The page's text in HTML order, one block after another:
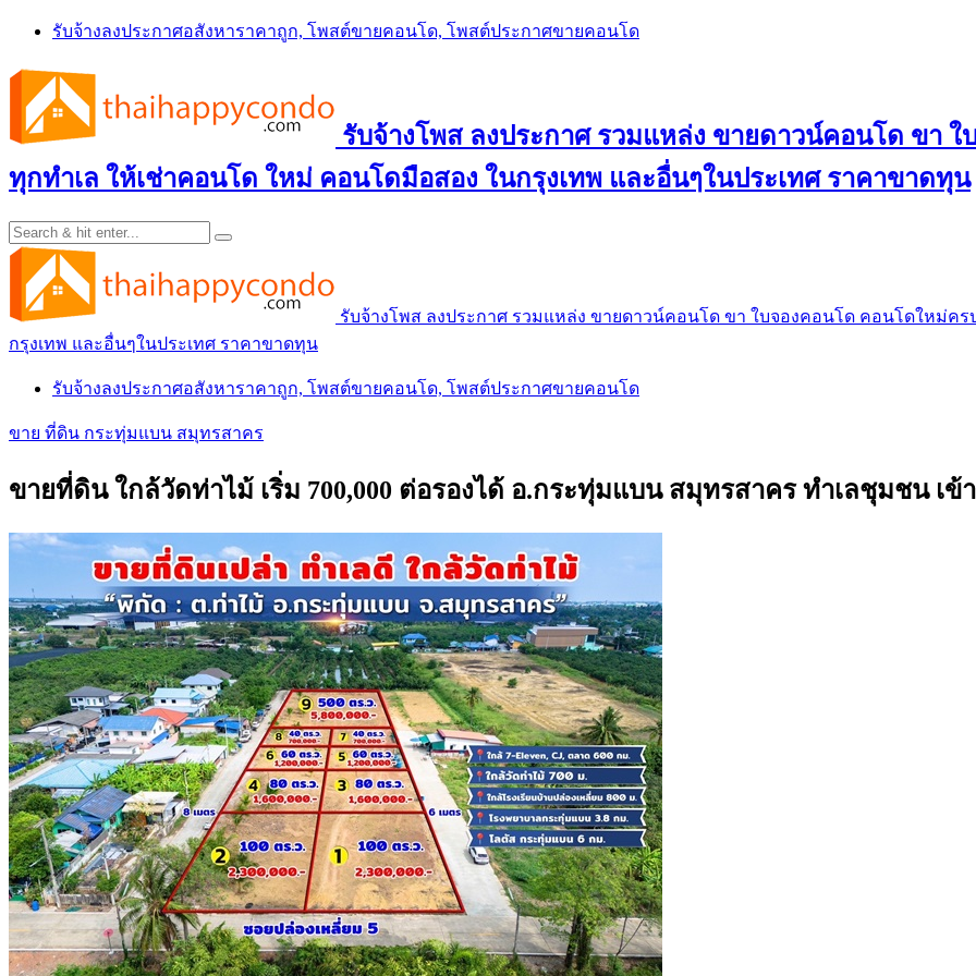
Skip
content
รับจ้างลงประกาศอสังหาราคาถูก, โพสต์ขายคอนโด, โพสต์ประกาศขายคอนโด
รับจ้างโพส ลงประกาศ รวมแหล่ง ขายดาวน์คอนโด ขา
ทุกทำเล ให้เช่าคอนโด ใหม่ คอนโดมือสอง ในกรุงเทพ และอื่นๆในประเทศ ราคาขาดทุน
รับจ้างโพส ลงประกาศ รวมแหล่ง ขายดาวน์คอนโด ขา ใบจองคอนโด คอนโดใหม่ค
กรุงเทพ และอื่นๆในประเทศ ราคาขาดทุน
รับจ้างลงประกาศอสังหาราคาถูก, โพสต์ขายคอนโด, โพสต์ประกาศขายคอนโด
ขาย ที่ดิน กระทุ่มแบน สมุทรสาคร
ขายที่ดิน ใกล้วัดท่าไม้ เริ่ม 700,000 ต่อรองได้ อ.กระทุ่มแบน สมุทรสาคร ทำเลชุมชน เข้า